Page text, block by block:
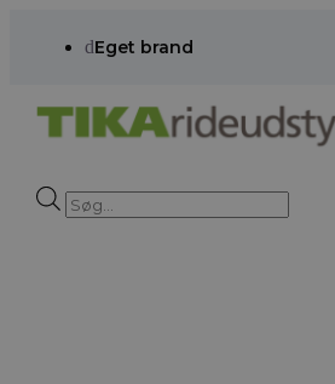
dEget brand
Products
search